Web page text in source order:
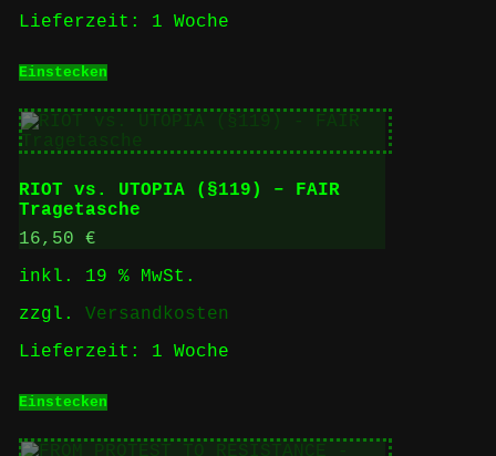
Lieferzeit: 1 Woche
Einstecken
RIOT vs. UTOPIA (§119) – FAIR
Tragetasche
16,50 €
inkl. 19 % MwSt.
zzgl. Versandkosten
Lieferzeit: 1 Woche
Einstecken